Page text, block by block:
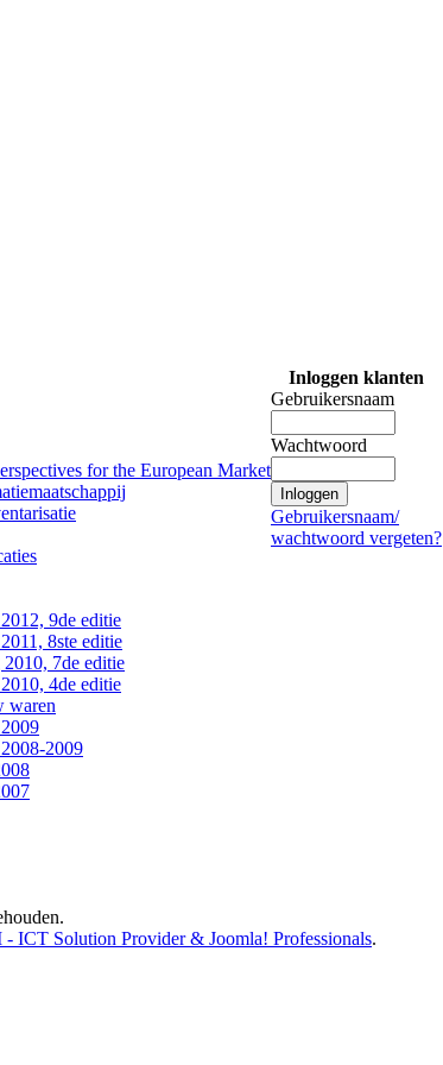
for the European Market
9de editie
8ste editie
7de editie
4de editie
waren
2009
Inloggen klanten
Gebruikersnaam
Wachtwoord
Gebruikersnaam/
wachtwoord vergeten?
ICT Solution Provider & Joomla! Professionals.